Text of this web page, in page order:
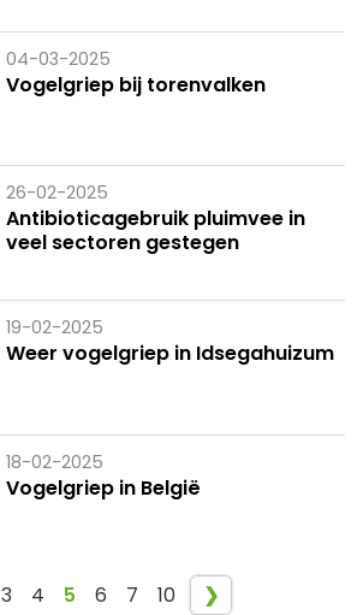
04-03-2025
Vogelgriep bij torenvalken
26-02-2025
Antibioticagebruik pluimvee in
veel sectoren gestegen
19-02-2025
Weer vogelgriep in Idsegahuizum
18-02-2025
Vogelgriep in België
3 4 5 6 7 10 ❯